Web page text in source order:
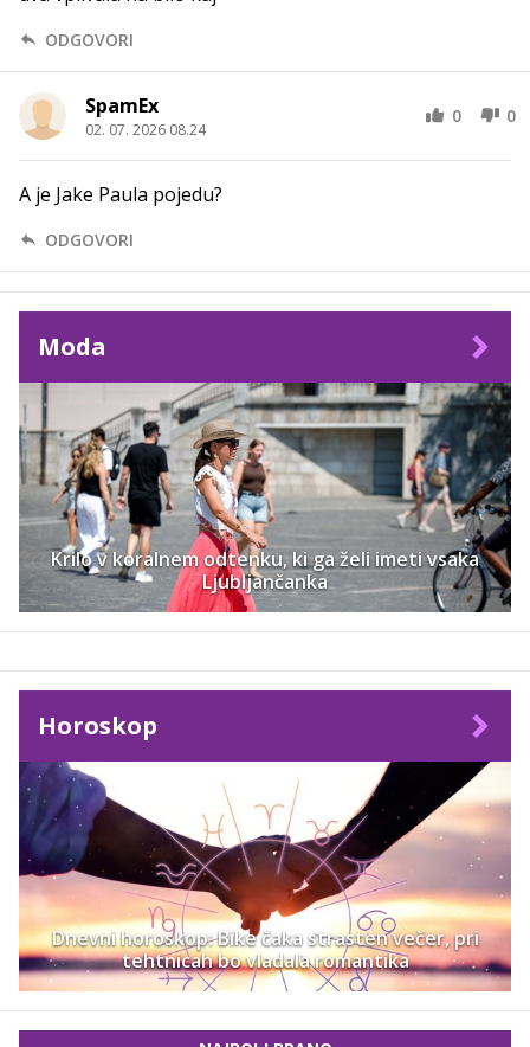
ODGOVORI
SpamEx
02. 07. 2026 08.24
0 0
A je Jake Paula pojedu?
ODGOVORI
Moda
Krilo v koralnem odtenku, ki ga želi imeti vsaka
Ljubljančanka
Horoskop
Dnevni horoskop: Bike čaka strasten večer, pri
tehtnicah bo vladala romantika